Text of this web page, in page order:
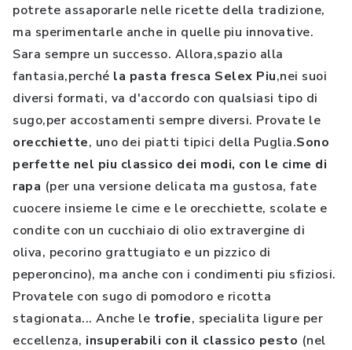
potrete assaporarle nelle ricette della tradizione,
ma sperimentarle anche in quelle piu innovative.
Sara sempre un successo. Allora,spazio alla
fantasia,perché la pasta fresca Selex Piu,nei suoi
diversi formati, va d'accordo con qualsiasi tipo di
sugo,per accostamenti sempre diversi. Provate le
orecchiette, uno dei piatti tipici della Puglia.Sono
perfette nel piu classico dei modi, con le cime di
rapa (per una versione delicata ma gustosa, fate
cuocere insieme le cime e le orecchiette, scolate e
condite con un cucchiaio di olio extravergine di
oliva, pecorino grattugiato e un pizzico di
peperoncino), ma anche con i condimenti piu sfiziosi.
Provatele con sugo di pomodoro e ricotta
stagionata... Anche le trofie, specialita ligure per
eccellenza, insuperabili con il classico pesto (nel